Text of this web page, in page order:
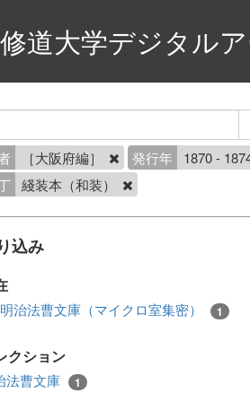
道大学デジタル
［大阪府編］ 発行年
1870 -
綫装本（和装）
込み
治法曹文庫（マイクロ室集密） 1
クション
法曹文庫 1